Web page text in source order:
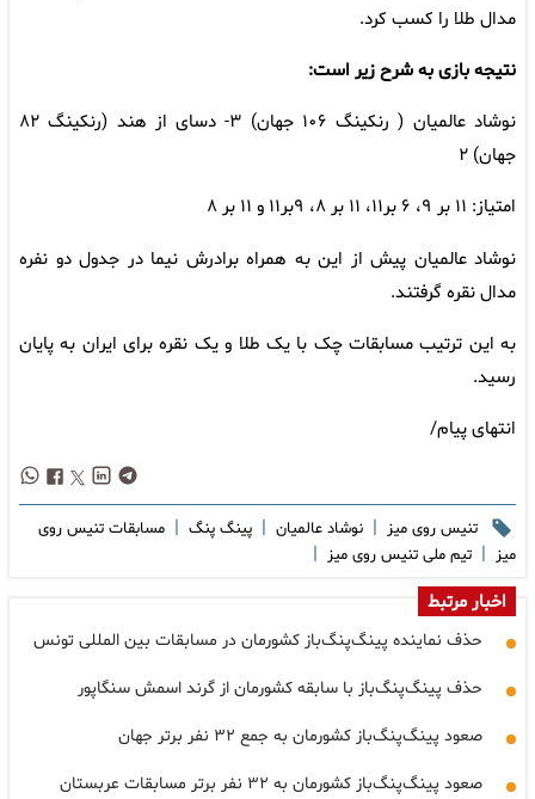
مدال طلا را کسب کرد.
نتیجه بازی به شرح زیر است:
نوشاد عالمیان ( رنکینگ ۱۰۶ جهان) ۳- دسای از هند (رنکینگ ۸۲
جهان) ۲
امتیاز: ۱۱ بر ۹، ۶ بر۱۱، ۱۱ بر ۸، ۹بر۱۱ و ۱۱ بر ۸
نوشاد عالمیان پیش از این به همراه برادرش نیما در جدول دو نفره
مدال نقره گرفتند.
به این ترتیب مسابقات چک با یک طلا و یک نقره برای ایران به پایان
رسید.
انتهای پیام/
تنیس روی میز | نوشاد عالمیان | پینگ پنگ | مسابقات تنیس روی
میز | تیم ملی تنیس روی میز |
اخبار مرتبط
حذف نماینده پینگ‌پنگ‌باز کشورمان در مسابقات بین المللی تونس
حذف پینگ‌پنگ‌باز با سابقه کشورمان از گرند اسمش سنگاپور
صعود پینگ‌پنگ‌باز کشورمان به جمع ۳۲ نفر برتر جهان
صعود پینگ‌پنگ‌باز کشورمان به ۳۲ نفر برتر مسابقات عربستان